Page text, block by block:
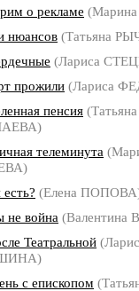
о рекламе
нюансов (Татьяна
(Лариса
прожили (Лариса
пенсия (Татьяна
телеминута
(Елена
не война (Валентина
Театральной
с епископом